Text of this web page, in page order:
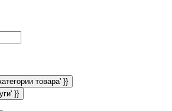
товара' }}
}}